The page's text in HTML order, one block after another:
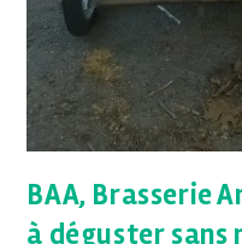
BAA, Brasserie
à déguster sans